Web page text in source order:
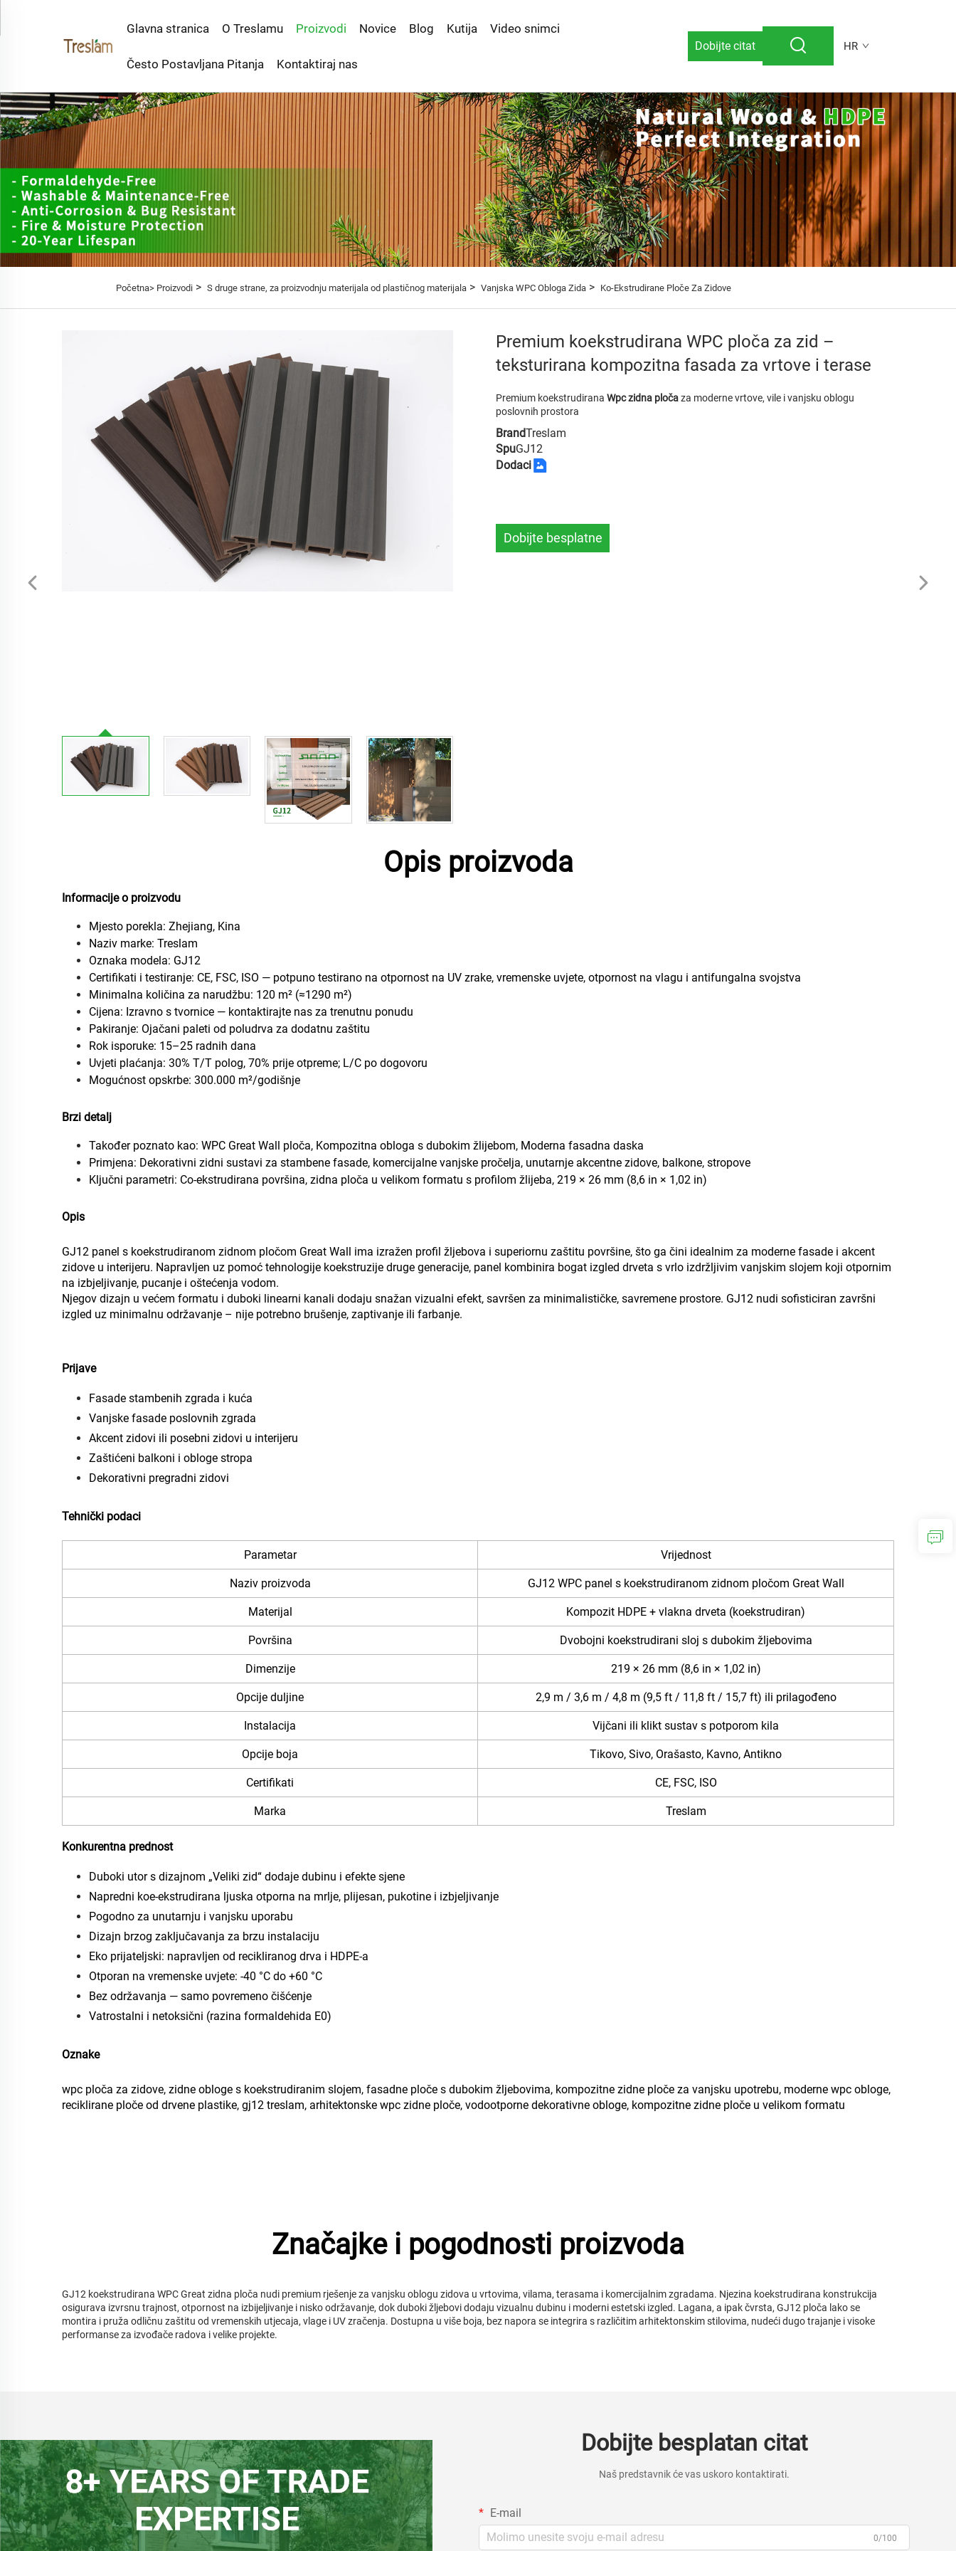
Glavna stranica O Treslamu Proizvodi Novice Blog Kutija Video snimci
Često Postavljana Pitanja Kontaktiraj nas
Dobijte citat HR
Početna> Proizvodi> S druge strane, za proizvodnju materijala od plastičnog materijala> Vanjska WPC Obloga Zida> Ko-Ekstrudirane Ploče Za Zidove
Premium koekstrudirana WPC ploča za zid –
teksturirana kompozitna fasada za vrtove i terase
Premium koekstrudirana Wpc zidna pločaza moderne vrtove, vile i vanjsku oblogu
poslovnih prostora
BrandTreslam
SpuGJ12
Dodaci
Dobijte besplatne
Opis proizvoda
Informacije o proizvodu
Mjesto porekla: Zhejiang, Kina
Naziv marke: Treslam
Oznaka modela: GJ12
Certifikati i testiranje: CE, FSC, ISO — potpuno testirano na otpornost na UV zrake, vremenske uvjete, otpornost na vlagu i antifungalna svojstva
Minimalna količina za narudžbu: 120 m² (≈1290 m²)
Cijena: Izravno s tvornice — kontaktirajte nas za trenutnu ponudu
Pakiranje: Ojačani paleti od poludrva za dodatnu zaštitu
Rok isporuke: 15–25 radnih dana
Uvjeti plaćanja: 30% T/T polog, 70% prije otpreme; L/C po dogovoru
Mogućnost opskrbe: 300.000 m²/godišnje
Brzi detalj
Također poznato kao: WPC Great Wall ploča, Kompozitna obloga s dubokim žlijebom, Moderna fasadna daska
Primjena: Dekorativni zidni sustavi za stambene fasade, komercijalne vanjske pročelja, unutarnje akcentne zidove, balkone, stropove
Ključni parametri: Co-ekstrudirana površina, zidna ploča u velikom formatu s profilom žlijeba, 219 × 26 mm (8,6 in × 1,02 in)
Opis
GJ12 panel s koekstrudiranom zidnom pločom Great Wall ima izražen profil žljebova i superiornu zaštitu površine, što ga čini idealnim za moderne fasade i akcent
zidove u interijeru. Napravljen uz pomoć tehnologije koekstruzije druge generacije, panel kombinira bogat izgled drveta s vrlo izdržljivim vanjskim slojem koji otpornim
na izbjeljivanje, pucanje i oštećenja vodom.
Njegov dizajn u većem formatu i duboki linearni kanali dodaju snažan vizualni efekt, savršen za minimalističke, savremene prostore. GJ12 nudi sofisticiran završni
izgled uz minimalnu održavanje – nije potrebno brušenje, zaptivanje ili farbanje.
Prijave
Fasade stambenih zgrada i kuća
Vanjske fasade poslovnih zgrada
Akcent zidovi ili posebni zidovi u interijeru
Zaštićeni balkoni i obloge stropa
Dekorativni pregradni zidovi
Tehnički podaci
Parametar Vrijednost
Naziv proizvoda GJ12 WPC panel s koekstrudiranom zidnom pločom Great Wall
Materijal Kompozit HDPE + vlakna drveta (koekstrudiran)
Površina Dvobojni koekstrudirani sloj s dubokim žljebovima
Dimenzije 219 × 26 mm (8,6 in × 1,02 in)
Opcije duljine 2,9 m / 3,6 m / 4,8 m (9,5 ft / 11,8 ft / 15,7 ft) ili prilagođeno
Instalacija Vijčani ili klikt sustav s potporom kila
Opcije boja Tikovo, Sivo, Orašasto, Kavno, Antikno
Certifikati CE, FSC, ISO
Marka Treslam
Konkurentna prednost
Duboki utor s dizajnom „Veliki zid“ dodaje dubinu i efekte sjene
Napredni koe-ekstrudirana ljuska otporna na mrlje, plijesan, pukotine i izbjeljivanje
Pogodno za unutarnju i vanjsku uporabu
Dizajn brzog zaključavanja za brzu instalaciju
Eko prijateljski: napravljen od recikliranog drva i HDPE-a
Otporan na vremenske uvjete: -40 °C do +60 °C
Bez održavanja — samo povremeno čišćenje
Vatrostalni i netoksični (razina formaldehida E0)
Oznake
wpc ploča za zidove, zidne obloge s koekstrudiranim slojem, fasadne ploče s dubokim žljebovima, kompozitne zidne ploče za vanjsku upotrebu, moderne wpc obloge,
reciklirane ploče od drvene plastike, gj12 treslam, arhitektonske wpc zidne ploče, vodootporne dekorativne obloge, kompozitne zidne ploče u velikom formatu
Značajke i pogodnosti proizvoda
GJ12 koekstrudirana WPC Great zidna ploča nudi premium rješenje za vanjsku oblogu zidova u vrtovima, vilama, terasama i komercijalnim zgradama. Njezina koekstrudirana konstrukcija
osigurava izvrsnu trajnost, otpornost na izbijeljivanje i nisko održavanje, dok duboki žljebovi dodaju vizualnu dubinu i moderni estetski izgled. Lagana, a ipak čvrsta, GJ12 ploča lako se
montira i pruža odličnu zaštitu od vremenskih utjecaja, vlage i UV zračenja. Dostupna u više boja, bez napora se integrira s različitim arhitektonskim stilovima, nudeći dugo trajanje i visoke
performanse za izvođače radova i velike projekte.
Dobijte besplatan citat
Naš predstavnik će vas uskoro kontaktirati.
E-mail
0/100